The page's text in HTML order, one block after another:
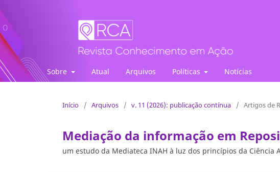
Revista Conhecimento em Ação
Sobre Atual Arquivos Políticas Notícias
Início / Arquivos / v. 11 (2026): publicação contínua / Artigos de
Mediação da informação em
um estudo da Mediateca INAH à luz dos princípios da Ciência